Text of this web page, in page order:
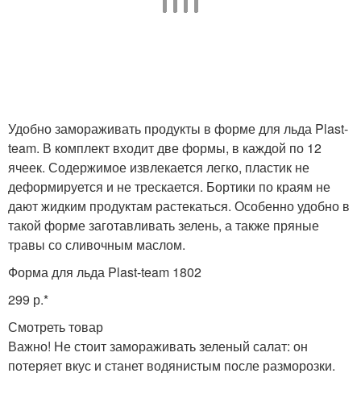
Удобно замораживать продукты в форме для льда Plast-
team. В комплект входит две формы, в каждой по 12
ячеек. Содержимое извлекается легко, пластик не
деформируется и не трескается. Бортики по краям не
дают жидким продуктам растекаться. Особенно удобно в
такой форме заготавливать зелень, а также пряные
травы со сливочным маслом.
Форма для льда Plast-team 1802
299 р.*
Смотреть товар
Важно! Не стоит замораживать зеленый салат: он
потеряет вкус и станет водянистым после разморозки.